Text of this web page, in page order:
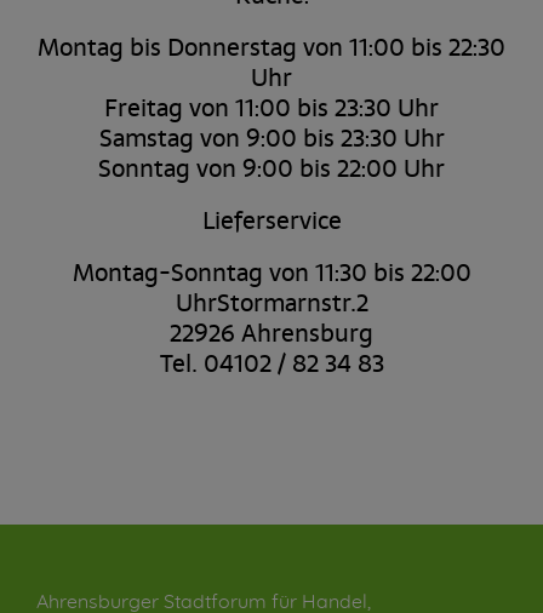
Montag bis Donnerstag von 11:00 bis 22:30
Uhr
Freitag von 11:00 bis 23:30 Uhr
Samstag von 9:00 bis 23:30 Uhr
Sonntag von 9:00 bis 22:00 Uhr
Lieferservice
Montag-Sonntag von 11:30 bis 22:00
UhrStormarnstr.2
22926 Ahrensburg
Tel. 04102 / 82 34 83
Ahrensburger Stadtforum für Handel,